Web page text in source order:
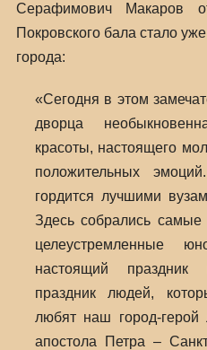
Серафимович Макаров
Покровского бала стало
города:
«Сегодня в этом
дворца
красоты, настоящего
положительных
гордится лучшими
Здесь собрались
целеустремленные
настоящий
праздник людей,
любят наш город-герой
апостола Петра –